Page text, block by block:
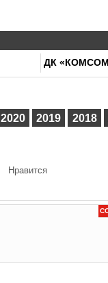
ДК
2020 2019 2018
Нравится